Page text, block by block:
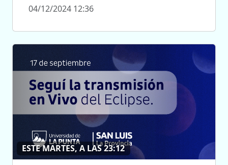
04/12/2024 12:36
ESTE MARTES, A LAS 23:12